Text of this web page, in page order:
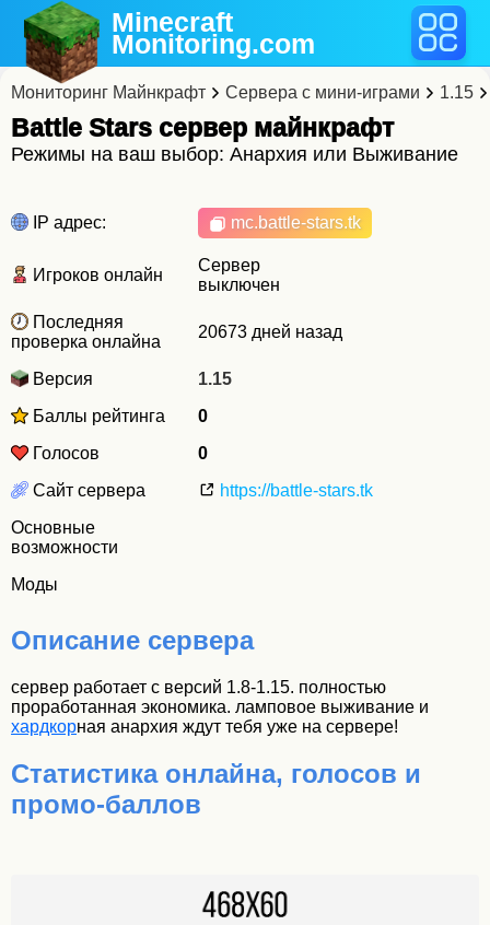
Minecraft
Monitoring.com
Мониторинг Майнкрафт Сервера с мини-играми 1.15
Battle Stars cервер майнкрафт
Режимы на ваш выбор: Анархия или Выживание
IP адрес: mc.battle-stars.tk
Игроков онлайн
Сервер
выключен
Последняя
проверка онлайна
20673 дней назад
Версия
1.15
Баллы рейтинга
0
Голосов
0
Сайт сервера
https://battle-stars.tk
Основные
возможности
Моды
Описание сервера
сервер работает с версий 1.8-1.15. полностью
проработанная экономика. ламповое выживание и
хардкорная анархия ждут тебя уже на сервере!
Статистика онлайна, голосов и
промо-баллов